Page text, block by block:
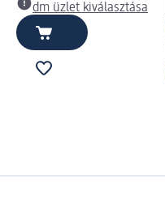
dm üzlet kiválasztása